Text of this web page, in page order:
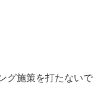
グ施策を打たないで